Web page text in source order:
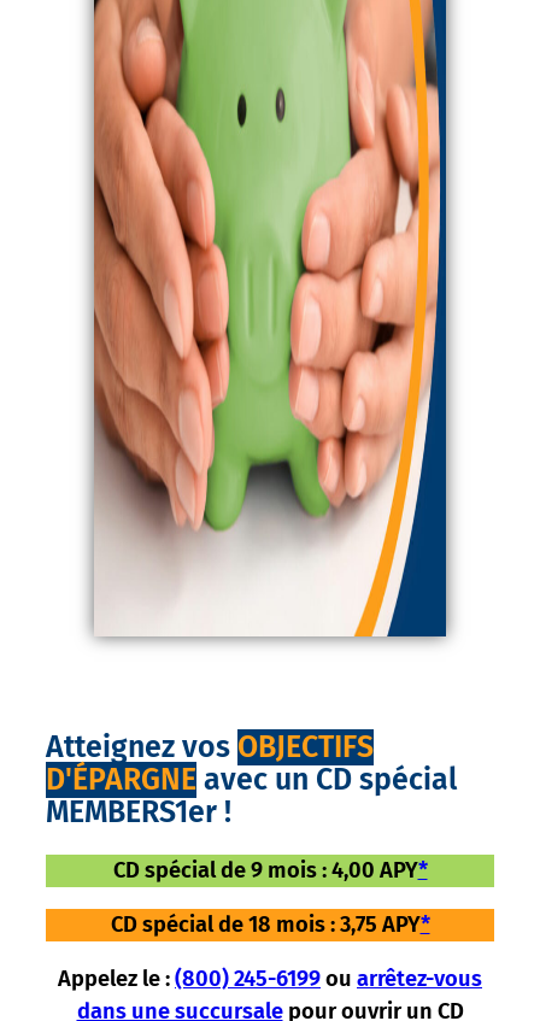
Atteignez vos OBJECTIFS
D'ÉPARGNE avec un CD spécial
MEMBERS1er !
CD spécial de 9 mois : 4,00 APY*
CD spécial de 18 mois : 3,75 APY*
Appelez le :(800) 245-6199ou arrêtez-vous
dans une succursalepour ouvrir un CD